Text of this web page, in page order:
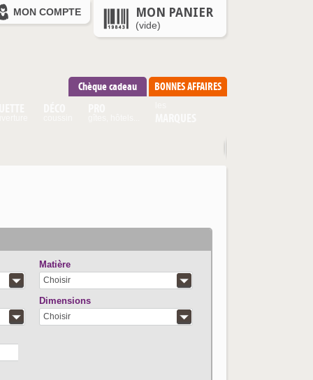
MON COMPTE MON PANIER
(vide)
BONNES AFFAIRES
Chèque cadeau
Matière
Choisir
Dimensions
Choisir